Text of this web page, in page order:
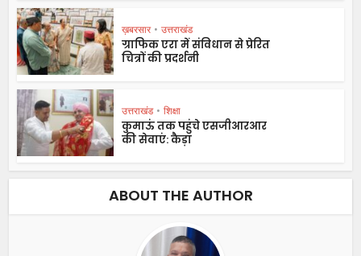
ख़बरसार • उत्तराखंड
ग्राफिक एरा में संविधान से प्रेरित
चित्रों की प्रदर्शनी
उत्तराखंड • शिक्षा
कुमाऊं तक पहुंचे एसजीआरआर
की सेवाएं: कैड़ा
ABOUT THE AUTHOR